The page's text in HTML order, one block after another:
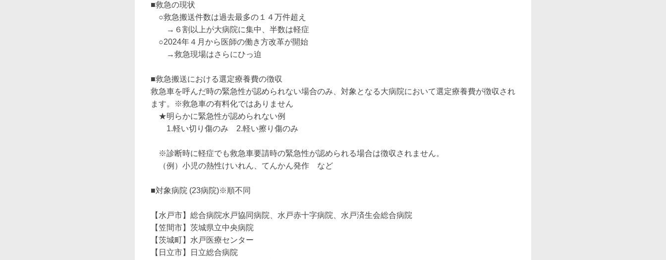
■救急の現状
○救急搬送件数は過去最多の１４万件超え
→６割以上が大病院に集中、半数は軽症
○2024年４月から医師の働き方改革が開始
→救急現場はさらにひっ迫
■救急搬送における選定療養費の徴収
救急車を呼んだ時の緊急性が認められない場合のみ、対象となる大病院において選定療養費が徴収され
ます。※救急車の有料化ではありません
★明らかに緊急性が認められない例
1.軽い切り傷のみ　2.軽い擦り傷のみ
※診断時に軽症でも救急車要請時の緊急性が認められる場合は徴収されません。
（例）小児の熱性けいれん、てんかん発作　など
■対象病院 (23病院)※順不同
【水戸市】総合病院水戸協同病院、水戸赤十字病院、水戸済生会総合病院
【笠間市】茨城県立中央病院
【茨城町】水戸医療センター
【日立市】日立総合病院